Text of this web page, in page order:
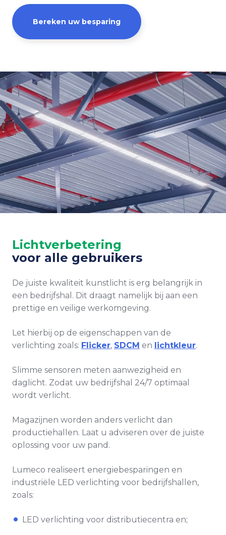
Bereken uw besparing
Lichtverbetering
voor alle gebruikers
De juiste kwaliteit kunstlicht is erg belangrijk in
een bedrijfshal. Dit draagt namelijk bij aan een
prettige en veilige werkomgeving.
Let hierbij op de eigenschappen van de
verlichting zoals: Flicker, SDCM en lichtkleur.
Slimme sensoren meten aanwezigheid en
daglicht. Zodat uw bedrijfshal 24/7 optimaal
wordt verlicht.
Magazijnen worden anders verlicht dan
productiehallen. Laat u adviseren over de juiste
oplossing voor uw pand.
Lumeco realiseert energiebesparingen en
industriële LED verlichting voor bedrijfshallen,
zoal s:
LED verlichting voor distributiecentra en;